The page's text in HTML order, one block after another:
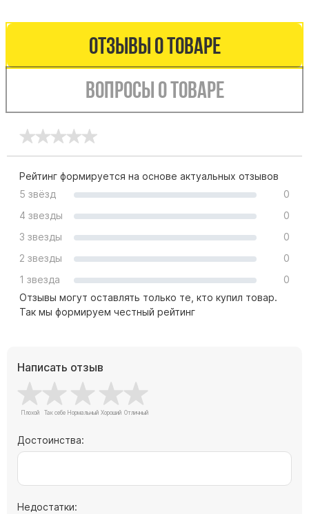
Цоколь из гранита
Ограды из гранита
Ограды из чугуна
Столбы для ограды чугун
Вазы полимерные
Скульптуры в полный рост
Скульптуры "Ангел" литиевые
Распятие
Отзывы о товаре
Вопросы о товаре
Рейтинг формируется на основе актуальных отзывов
5 звёзд
0
4 звезды
0
3 звезды
0
2 звезды
0
1 звезда
0
Отзывы могут оставлять только те, кто купил товар.
Так мы формируем честный рейтинг
Написать отзыв
Достоинства:
Недостатки: